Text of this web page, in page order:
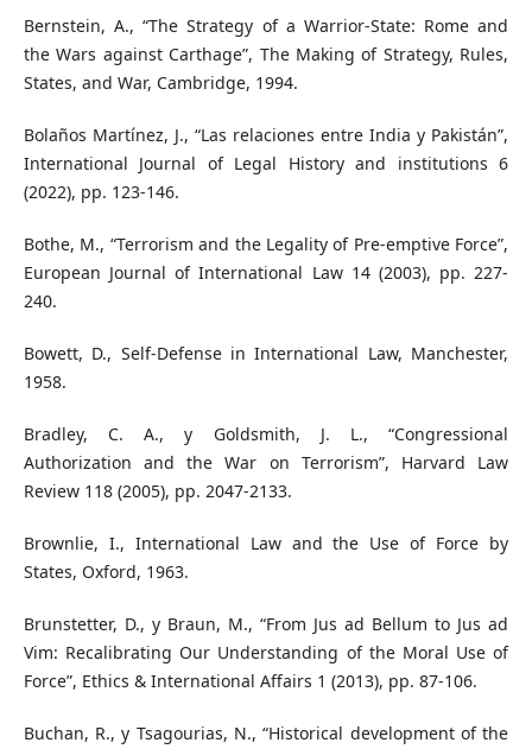
Bernstein, A., “The Strategy of a Warrior-State: Rome and
the Wars against Carthage”, The Making of Strategy, Rules,
States, and War, Cambridge, 1994.
Bolaños Martínez, J., “Las relaciones entre India y Pakistán”,
International Journal of Legal History and institutions 6
(2022), pp. 123-146.
Bothe, M., “Terrorism and the Legality of Pre-emptive Force”,
European Journal of International Law 14 (2003), pp. 227-
240.
Bowett, D., Self-Defense in International Law, Manchester,
1958.
Bradley, C. A., y Goldsmith, J. L., “Congressional
Authorization and the War on Terrorism”, Harvard Law
Review 118 (2005), pp. 2047-2133.
Brownlie, I., International Law and the Use of Force by
States, Oxford, 1963.
Brunstetter, D., y Braun, M., “From Jus ad Bellum to Jus ad
Vim: Recalibrating Our Understanding of the Moral Use of
Force”, Ethics & International Affairs 1 (2013), pp. 87-106.
Buchan, R., y Tsagourias, N., “Historical development of the